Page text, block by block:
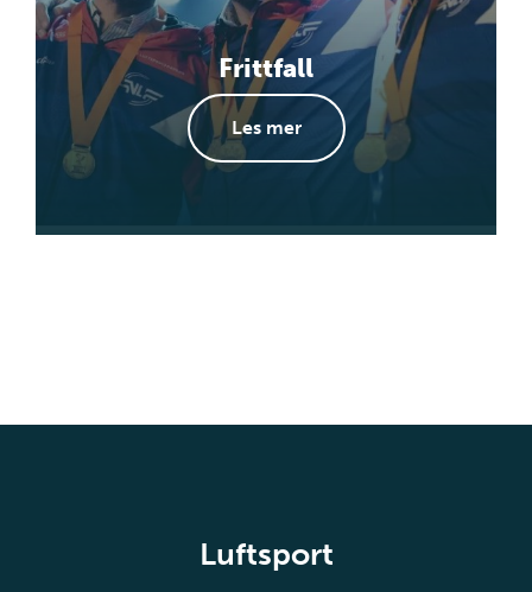
Frittfall
Les mer
Luftsport